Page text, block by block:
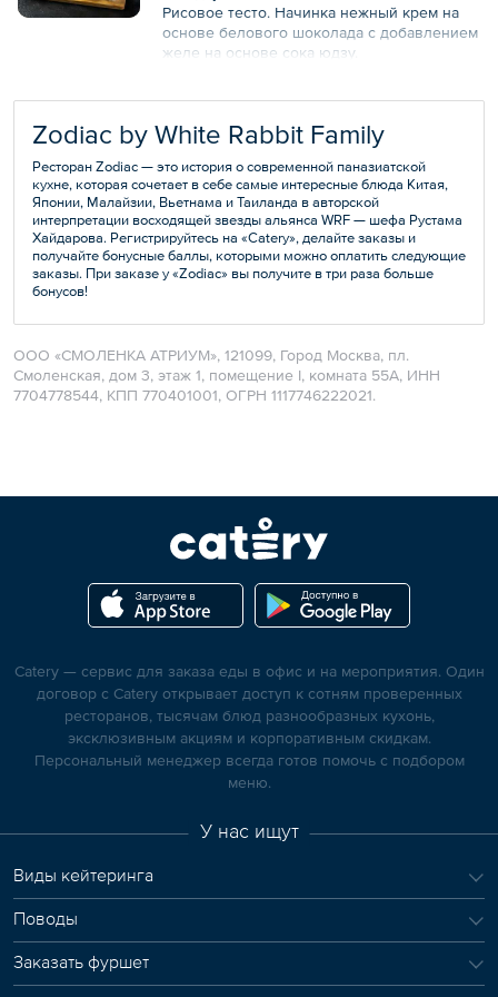
Рисовое тесто. Начинка нежный крем на
основе белового шоколада с добавлением
желе на основе сока юдзу.
сливочный крем, на основе сыра
маскарпоне, взбитые сливки, клубника.
Добавляется ваниль, украшается
марципаном.
— Голубика:
Рисовое тесто (рисовая мука, вода,
сахарная пудра, чернила каракатицы).
Начинка: нежный сливочный крем, на
12 шт.
Общий вес – 750 г
Zodiac by White Rabbit Family
Ресторан Zodiac — это история о современной паназиатской
кухне, которая сочетает в себе самые интересные блюда Китая,
Японии, Малайзии, Вьетнама и Таиланда в авторской
интерпретации восходящей звезды альянса WRF — шефа Рустама
Хайдарова. Регистрируйтесь на «Catery», делайте заказы и
получайте бонусные баллы, которыми можно оплатить следующие
заказы. При заказе у «Zodiac» вы получите в три раза больше
бонусов!
ООО «СМОЛЕНКА АТРИУМ», 121099, Город Москва, пл.
Смоленская, дом 3, этаж 1, помещение I, комната 55А, ИНН
7704778544, КПП 770401001, ОГРН 1117746222021.
Catery — сервис для заказа еды в офис и на мероприятия. Один
договор с Catery открывает доступ к сотням проверенных
ресторанов, тысячам блюд разнообразных кухонь,
эксклюзивным акциям и корпоративным скидкам.
Персональный менеджер всегда готов помочь с подбором
меню.
У нас ищут
Виды кейтеринга
Поводы
Заказать фуршет